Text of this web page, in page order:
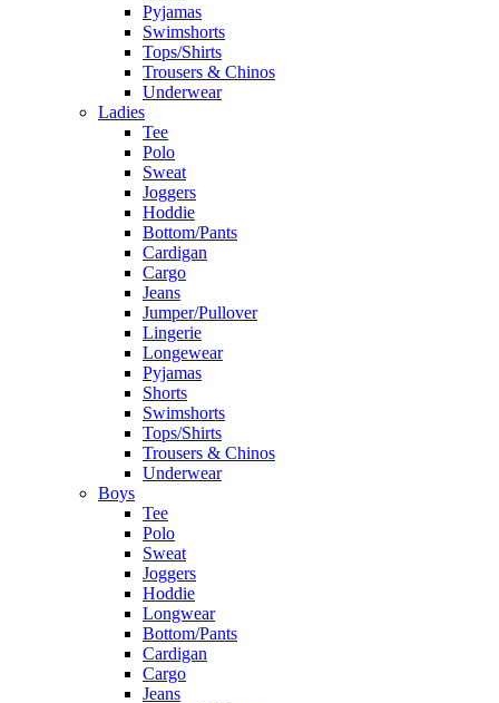
Pyjamas
Swimshorts
Tops/Shirts
Trousers & Chinos
Underwear
Ladies
Tee
Polo
Sweat
Joggers
Hoddie
Bottom/Pants
Cardigan
Cargo
Jeans
Jumper/Pullover
Lingerie
Longewear
Pyjamas
Shorts
Swimshorts
Tops/Shirts
Trousers & Chinos
Underwear
Boys
Tee
Polo
Sweat
Joggers
Hoddie
Longwear
Bottom/Pants
Cardigan
Cargo
Jeans